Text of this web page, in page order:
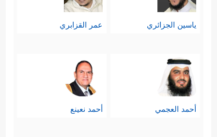
ياسين الجزائري عمر القزابري
أحمد العجمي أحمد نعينع